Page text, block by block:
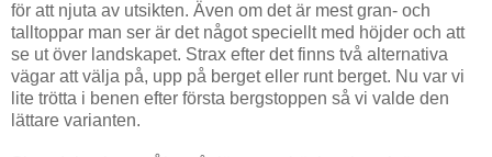
för att njuta av utsikten. Även om det är mest gran- och
talltoppar man ser är det något speciellt med höjder och att
se ut över landskapet. Strax efter det finns två alternativa
vägar att välja på, upp på berget eller runt berget. Nu var vi
lite trötta i benen efter första bergstoppen så vi valde den
lättare varianten.